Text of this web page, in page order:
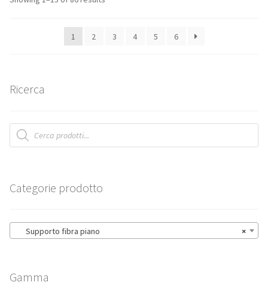
1 2 3 4 5 6
Ricerca
Products
search
Categorie prodotto
×
Supporto fibra piano
Gamma